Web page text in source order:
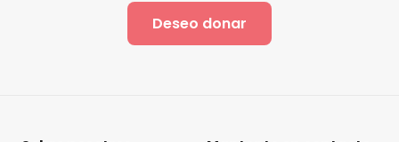
Deseo donar